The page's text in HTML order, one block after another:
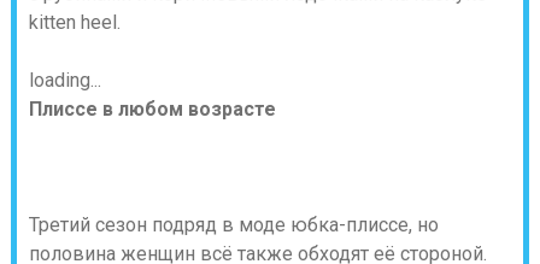
kitten heel.
loading...
Плиссе в любом возрасте
Третий сезон подряд в моде юбка-плиссе, но
половина женщин всё также обходят её стороной.